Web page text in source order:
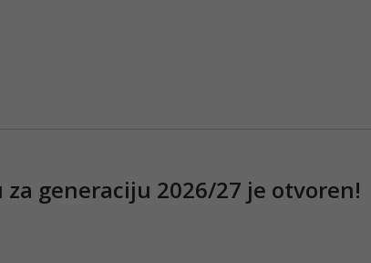
generaciju 2026/27 je otvoren!